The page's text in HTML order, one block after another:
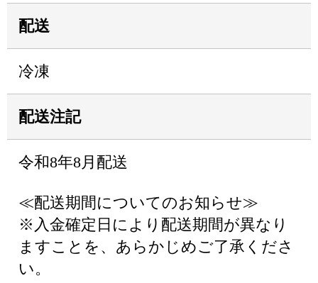
配送
冷凍
配送注記
令和8年8月配送
≪配送期間についてのお知らせ≫
※入金確定日により配送期間が異なり
ますことを、あらかじめご了承くださ
い。